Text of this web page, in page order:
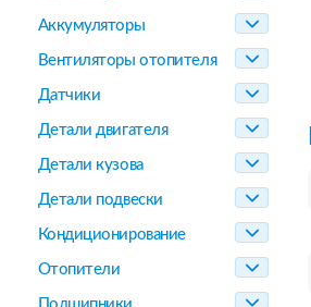
Аккумуляторы
Вентиляторы отопителя
Датчики
Детали двигателя
Детали кузова
Детали подвески
Кондиционирование
Отопители